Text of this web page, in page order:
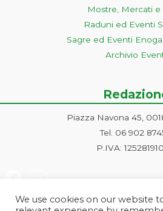
Mostre, Mercati e
Raduni ed Eventi
Sagre ed Eventi
Archivio
Piazza Navona 45,
Tel. 06 902
P.IVA:
We use cookies on our website